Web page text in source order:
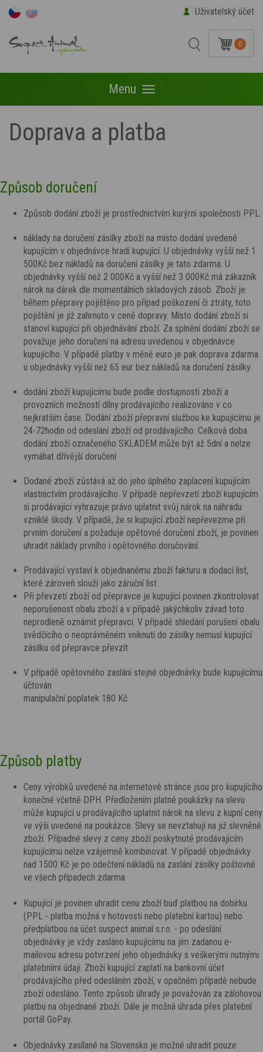
Uživatelský účet
0
Menu Menu
Doprava a platba
Způsob doručení
Způsob dodání zboží je prostřednictvím kurýrní společnosti PPL.
náklady na doručení zásilky zboží na místo dodání uvedené
kupujícím v objednávce hradí kupující. U objednávky vyšší než 1
500Kč bez nákladů na doručení zásilky je tato zdarma. U
objednávky vyšší než 2 000Kč a vyšší než 3 000Kč má zákazník
nárok na dárek dle momentálních skladových zásob. Zboží je
během přepravy pojištěno pro případ poškození či ztráty, toto
pojištění je již zahrnuto v ceně dopravy. Místo dodání zboží si
stanoví kupující při objednávání zboží. Za splnění dodání zboží se
považuje jeho doručení na adresu uvedenou v objednávce
kupujícího. V případě platby v měně euro je pak doprava zdarma
u objednávky vyšší než 65 eur bez nákladů na doručení zásilky.
dodání zboží kupujícímu bude podle dostupnosti zboží a
provozních možností dílny prodávajícího realizováno v co
nejkratším čase. Dodání zboží přepravní službou ke kupujícímu je
24-72hodin od odeslání zboží od prodávajícího. Celková doba
dodání zboží označeného SKLADEM může být až 5dní a nelze
vymáhat dřívější doručení
Dodané zboží zůstává až do jeho úplného zaplacení kupujícím
vlastnictvím prodávajícího. V případě nepřevzetí zboží kupujícím
si prodávající vyhrazuje právo uplatnit svůj nárok na náhradu
vzniklé škody. V případě, že si kupující zboží nepřevezme při
prvním doručení a požaduje opětovné doručení zboží, je povinen
uhradit náklady prvního i opětovného doručování.
Prodávající vystaví k objednanému zboží fakturu a dodací list,
které zároveň slouží jako záruční list
Při převzetí zboží od přepravce je kupující povinen zkontrolovat
neporušenost obalu zboží a v případě jakýchkoliv závad toto
neprodleně oznámit přepravci. V případě shledání porušení obalu
svědčícího o neoprávněném vniknutí do zásilky nemusí kupující
zásilku od přepravce převzít
V případě opětovného zaslání stejné objednávky bude kupujícímu
účtován
manipulační poplatek 180 Kč
Způsob platby
Ceny výrobků uvedené na internetové stránce jsou pro kupujícího
konečné včetně DPH. Předložením platné poukázky na slevu
může kupující u prodávajícího uplatnit nárok na slevu z kupní ceny
ve výši uvedené na poukázce. Slevy se nevztahují na již slevněné
zboží. Případné slevy z ceny zboží poskytnuté prodávajícím
kupujícímu nelze vzájemně kombinovat. V případě objednávky
nad 1500 Kč je po odečtení nákladů na zaslání zásilky poštovné
ve všech případech zdarma
Kupující je povinen uhradit cenu zboží buď platbou na dobírku
(PPL - platba možná v hotovosti nebo platební kartou) nebo
předplatbou na účet suspect animal s.r.o. - po odeslání
objednávky je vždy zasláno kupujícímu na jím zadanou e-
mailovou adresu potvrzení jeho objednávky s veškerými nutnými
platebními údaji. Zboží kupující zaplatí na bankovní účet
prodávajícího před odesláním zboží, v opačném případě nebude
zboží odesláno. Tento způsob úhrady je považován za zálohovou
platbu na objednané zboží. Dále je možná úhrada přes platební
portál GoPay.
Objednávky zasílané na Slovensko je možné uhradit pouze